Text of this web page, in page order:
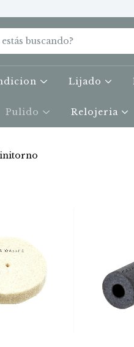
Lijado
Pulido Relojeria